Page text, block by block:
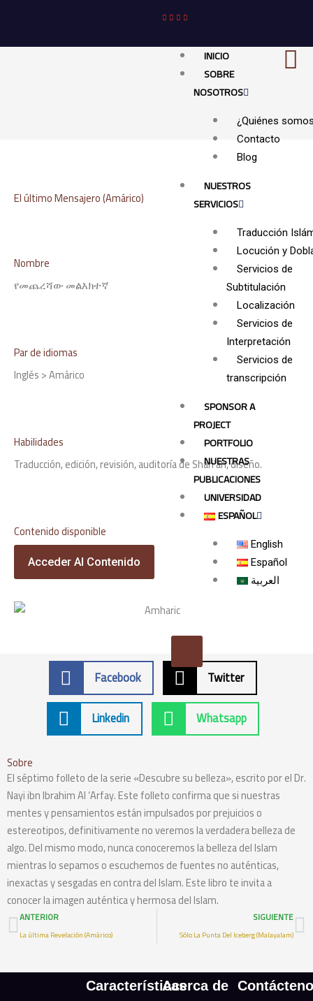
contenido
INICIO
SOBRE
NOSOTROS
¿Quiénes
Contacto
Blog
NUESTROS
SERVICIOS
Traducción
Locución y
Servicios de
Subtitulación
Localización
Servicios de
Interpretación
Servicios de
transcripción
SPONSOR A
PROJECT
PORTFOLIO
NUESTRAS
PUBLICACIONES
UNIVERSIDAD
ESPAÑOL
English
Español
العربية
El último Mensajero (Amárico)
Nombre
የመጨረሻው መልእክተኛ
Par de idiomas
Inglés > Amárico
Habilidades
Traducción, edición, revisión, auditoría de Shari’ah, diseño.
Contenido disponible
Acceder Al Contenido
Facebook
Twitter
Linkedin
Whatsapp
Sobre
El séptimo folleto de la serie «Descubre su belleza», escrito por el Dr.
Nayi ibn Ibrahim Al ‘Arfay. Este folleto confirma que si nuestras
mentes y pensamientos están impulsados por prejuicios o
estereotipos, definitivamente no veremos la verdadera belleza de
algo. Del mismo modo, nunca conoceremos la belleza del Islam
mientras lo sepamos o escuchemos de fuentes no auténticas,
inexactas y sesgadas en contra del Islam. Este libro te invita a
conocer la imagen auténtica y hermosa del Islam.
Prev
ANTERIOR
La última Revelación (Amárico)
SIGUIENTE
Sólo La Punta Del Iceberg (Malayalam)
CaracterísticasAcerca de